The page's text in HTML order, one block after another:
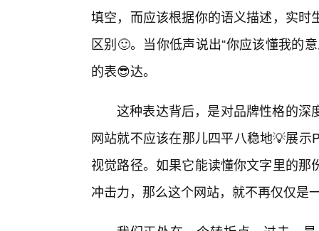
填空，而应该根据你的语义描述，实
区别🙂。当你低声说出“你应该懂我的
的表😎达。
这种表达背后，是对品牌性格的深
网站就不应该在那儿四平八稳地💡展
视觉路径。如果它能读懂你文字里的
冲击力，那么这个网站，就不再仅仅是